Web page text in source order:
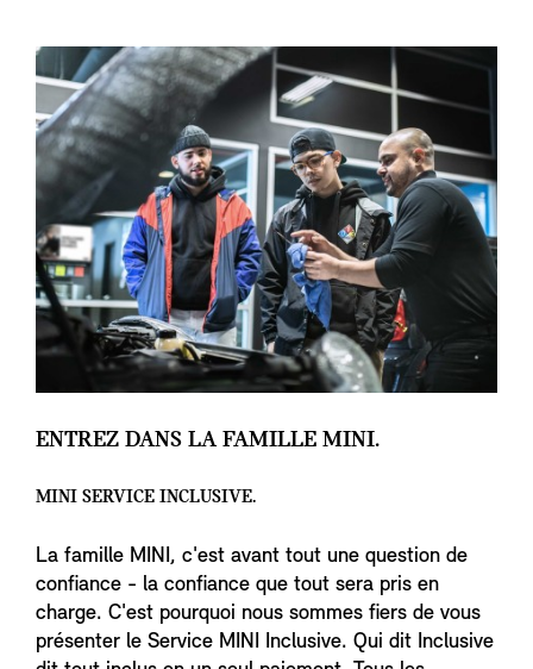
ENTREZ DANS LA FAMILLE MINI.
MINI SERVICE INCLUSIVE.
La famille MINI, c'est avant tout une question de
confiance - la confiance que tout sera pris en
charge. C'est pourquoi nous sommes fiers de vous
présenter le Service MINI Inclusive. Qui dit Inclusive